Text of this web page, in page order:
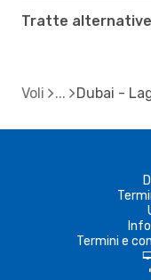
Tratte alternative
Voli Dubai -
Termini e